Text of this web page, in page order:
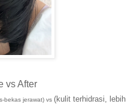
vs After
bekas jerawat) vs (kulit terhidrasi, lebih